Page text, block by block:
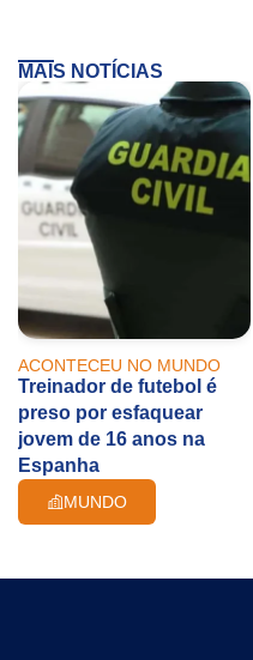
MAIS NOTÍCIAS
ACONTECEU NO MUNDO
Treinador de futebol é
preso por esfaquear
jovem de 16 anos na
Espanha
MUNDO